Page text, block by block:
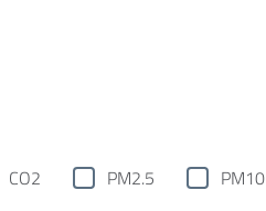
CO2 PM2.5 PM10